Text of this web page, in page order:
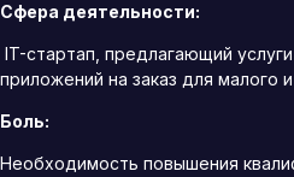
Сфера деятельности:
IT-стартап, предлагающий
приложений на заказ для малого
Боль:
Необходимость повышения